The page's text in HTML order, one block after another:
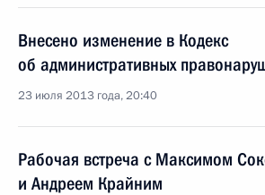
Внесено изменение в Кодекс
об административных
23 июля 2013 года, 20:40
Рабочая встреча с Максимом
и Андреем Крайним